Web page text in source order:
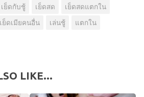
เย็ดกับชู้ เย็ดสด
เย็ดสดแตกใน
เย็ดเมียคนอื่น เล่นชู้
แตกใน
LIKE...